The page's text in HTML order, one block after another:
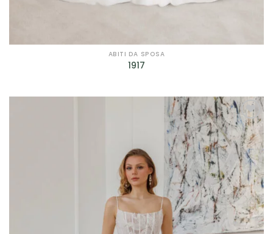
ABITI DA SPOSA
1917
AGGIUNGI
ALLA TUA
LISTA DEI
DESIDERI